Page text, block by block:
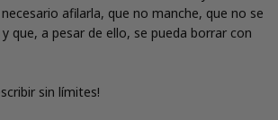
afilarla, que no manche, que no se
que, a pesar de ello, se pueda borrar con
sin límites!